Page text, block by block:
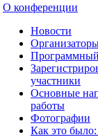
О конференции
Новости
участники
Основные
работы
Фотографии
Как это